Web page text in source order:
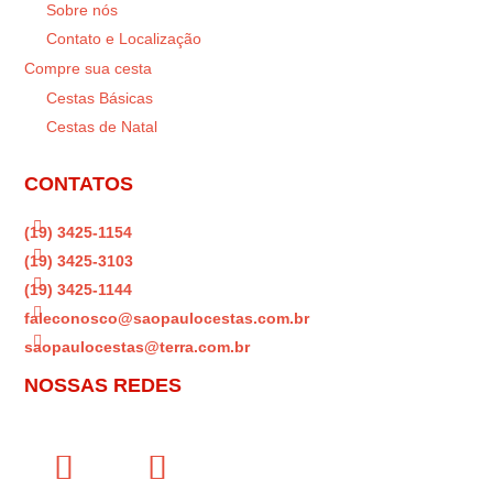
Sobre nós
Contato e Localização
Compre sua cesta
Cestas Básicas
Cestas de Natal
CONTATOS

(19) 3425-1154

(19) 3425-3103

(19) 3425-1144

faleconosco@saopaulocestas.com.br

saopaulocestas@terra.com.br
NOSSAS REDES